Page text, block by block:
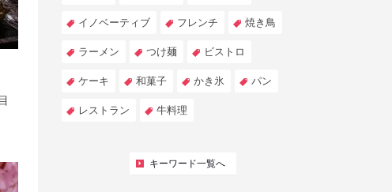
イノベーティブ フレンチ 焼き鳥
ラーメン つけ麺 ビストロ
ケーキ 和菓子 かき氷 パン
レストラン 牛料理
キーワード一覧へ